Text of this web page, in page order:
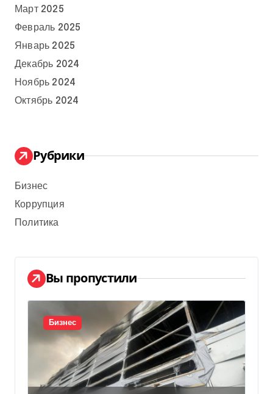
Март 2025
Февраль 2025
Январь 2025
Декабрь 2024
Ноябрь 2024
Октябрь 2024
Рубрики
Бизнес
Коррупция
Политика
Вы пропустили
Бизнес